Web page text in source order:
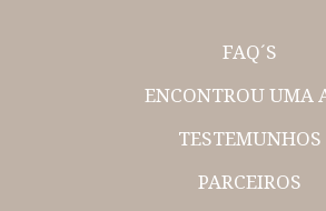
FAQ´S
ENCONTROU UMA
TESTEMUNHOS
PARCEIROS